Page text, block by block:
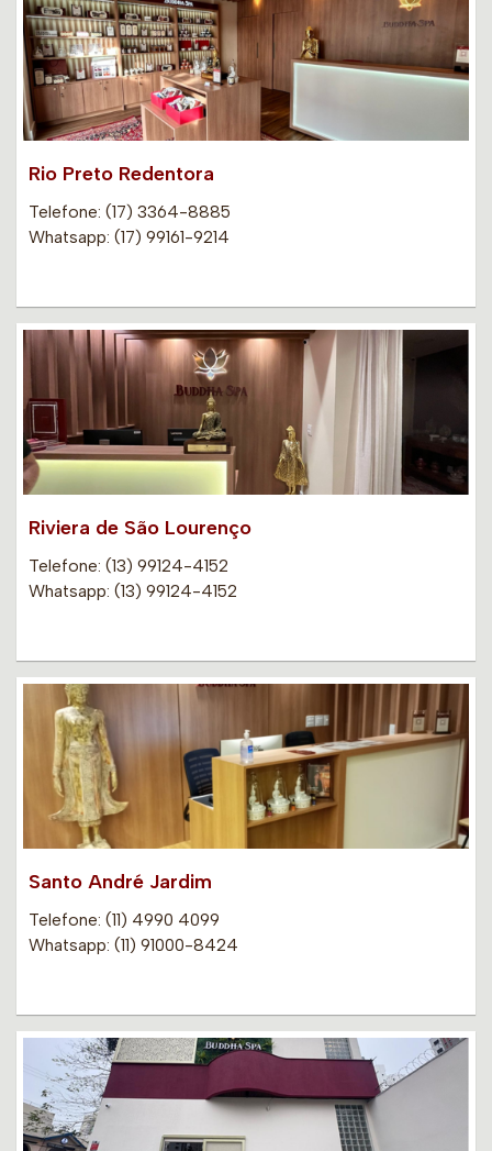
Rio Preto Redentora
Telefone: (17) 3364-8885
Whatsapp: (17) 99161-9214
Riviera de São Lourenço
Telefone: (13) 99124-4152
Whatsapp: (13) 99124-4152
Santo André Jardim
Telefone: (11) 4990 4099
Whatsapp: (11) 91000-8424